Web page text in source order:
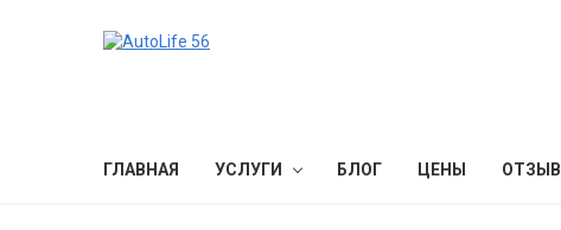
ГЛАВНАЯ УСЛУГИ БЛОГ ЦЕНЫ